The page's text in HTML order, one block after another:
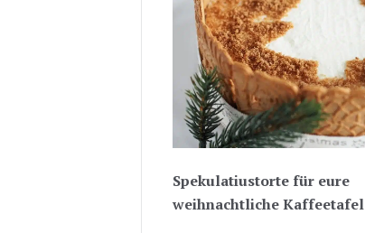
Spekulatiustorte für eure
weihnachtliche Kaffeetafel